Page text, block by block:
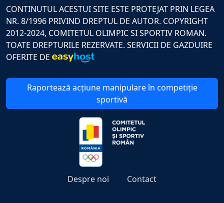
CONTINUTUL ACESTUI SITE ESTE PROTEJAT PRIN LEGEA
NR. 8/1996 PRIVIND DREPTUL DE AUTOR. COPYRIGHT
2012-2024, COMITETUL OLIMPIC SI SPORTIV ROMAN.
TOATE DREPTURILE REZERVATE. SERVICII DE GAZDUIRE
OFERITE DE
Raportează acțiune manipulare în competiție
sportivă
Despre noi Contact